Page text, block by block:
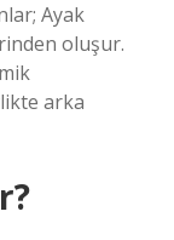
Ayak
oluşur.
arka